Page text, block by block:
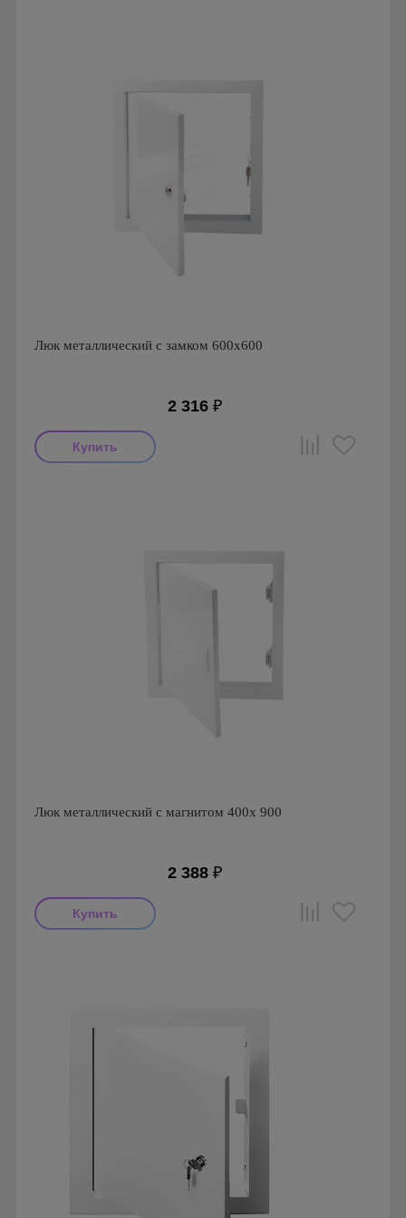
Люк металлический с замком 600х600
2 316 ₽
Люк металлический с магнитом 400х 900
2 388 ₽